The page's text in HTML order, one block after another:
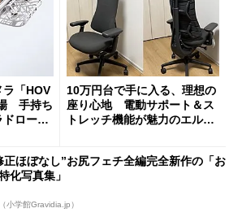
ラ「HOV
手持ち
ドローン
10万円台で手に入る、理想の
座り心地 電動サポート＆ス
トレッチ機能が魅力のエルゴ
正ほぼなし”お尻フェチ全編完全新作の「お
化写真集」
小学館Gravidia.jp）